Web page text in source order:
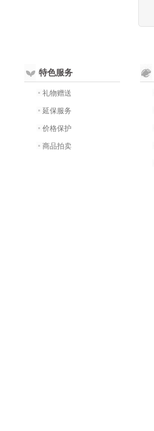
特色服务
礼物赠送
延保服务
价格保护
商品拍卖